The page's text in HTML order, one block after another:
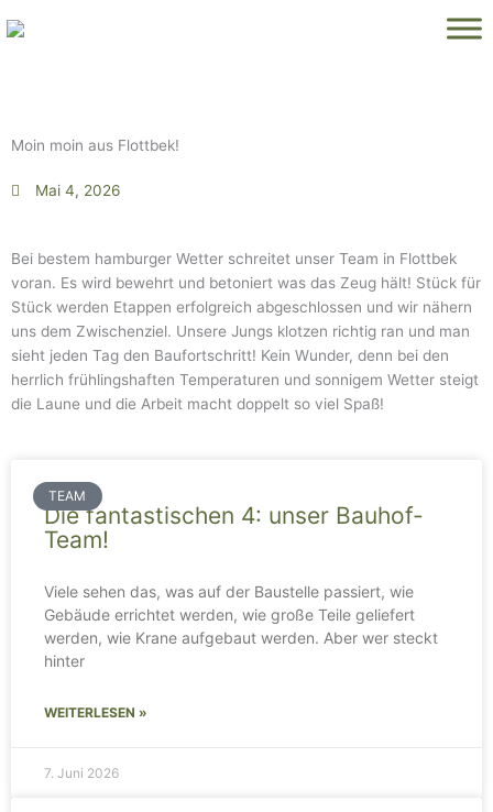
Inhalt
Moin moin aus Flottbek!
Mai 4, 2026
Bei bestem hamburger Wetter schreitet unser Team in Flottbek
voran. Es wird bewehrt und betoniert was das Zeug hält! Stück für
Stück werden Etappen erfolgreich abgeschlossen und wir nähern
uns dem Zwischenziel. Unsere Jungs klotzen richtig ran und man
sieht jeden Tag den Baufortschritt! Kein Wunder, denn bei den
herrlich frühlingshaften Temperaturen und sonnigem Wetter steigt
die Laune und die Arbeit macht doppelt so viel Spaß!
TEAM
Die fantastischen 4: unser Bauhof-
Team!
Viele sehen das, was auf der Baustelle passiert, wie
Gebäude errichtet werden, wie große Teile geliefert
werden, wie Krane aufgebaut werden. Aber wer steckt
hinter
WEITERLESEN »
7. Juni 2026